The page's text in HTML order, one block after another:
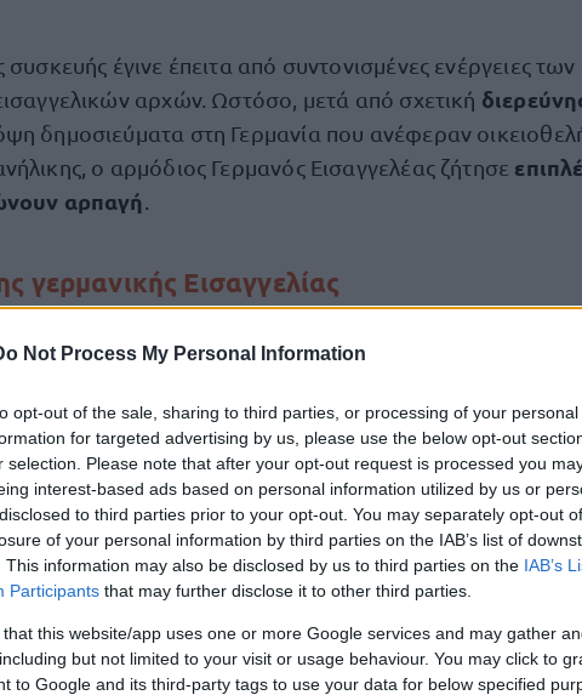
Not Process My Personal Information
opt-out of the sale, sharing to third parties, or processing of your personal
for targeted advertising by us, please use the below opt-out
selection. Please note that after your opt-out request is processed you
interest-based ads based on personal information utilized by us or
to third parties prior to your opt-out. You may separately opt-out
of your personal information by third parties on the IAB’s list of
This information may also be disclosed by us to third parties on the IAB’s
Participants that may further disclose it to other third parties.
that this website/app uses one or more Google services and may gather
but not limited to your visit or usage behaviour. You may click to
to Google and its third-party tags to use your data for below specified
έγινε έπειτα από συντονισμένες ενέργειες
αρχών. Ωστόσο, μετά από σχετική
δημοσιεύματα στη Γερμανία που ανέφεραν
ο αρμόδιος Γερμανός Εισαγγελέας ζήτησε
αρπαγή
γερμανικής Εισαγγελίας
της συσκευής.
γερμανική πλευρά, πλέον εξετάζεται ωςεξαφάνισηκαι
και όχι ως πιθανή αρπαγή.
έχει ζητήσει να πραγματοποιηθείτηλεδιάσκεψη
θα λάβουν μέρος
εκπρόσωποι από την Πάτρα.